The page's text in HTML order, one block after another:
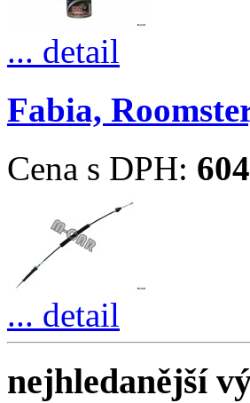
... detail
Fabia,
Cena s DPH:
... detail
nejhledanější